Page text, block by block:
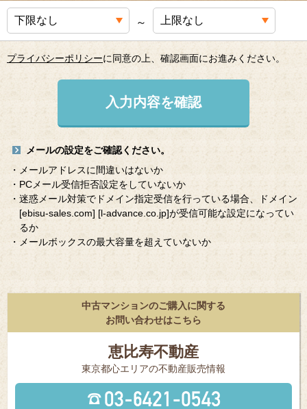
～
プライバシーポリシーに同意の上、確認画面にお進みください。
入力内容を確認
メールの設定をご確認ください。
・メールアドレスに間違いはないか
・PCメール受信拒否設定をしていないか
・迷惑メール対策でドメイン指定受信を行っている場合、ドメイン
[ebisu-sales.com] [l-advance.co.jp]が受信可能な設定になってい
るか
・メールボックスの最大容量を超えていないか
中古マンションのご購入に関する
お問い合わせはこちら
恵比寿不動産
東京都⼼エリアの不動産販売情報